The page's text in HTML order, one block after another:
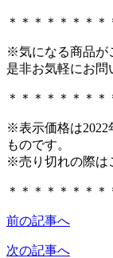
＊＊＊＊＊＊＊
※気になる商品が
是非お気軽にお問
＊＊＊＊＊＊＊
※表示価格は2022
ものです。
※売り切れの際は
＊＊＊＊＊＊＊
前の記事へ
次の記事へ